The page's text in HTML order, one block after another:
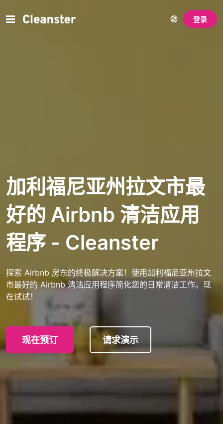
登录
加利福尼亚州拉文市最
好的 Airbnb 清洁应用
程序 - Cleanster
探索 Airbnb 房东的终极解决方案！使用加利福尼亚州拉文
市最好的 Airbnb 清洁应用程序简化您的日常清洁工作。现
在试试！
现在预订 请求演示